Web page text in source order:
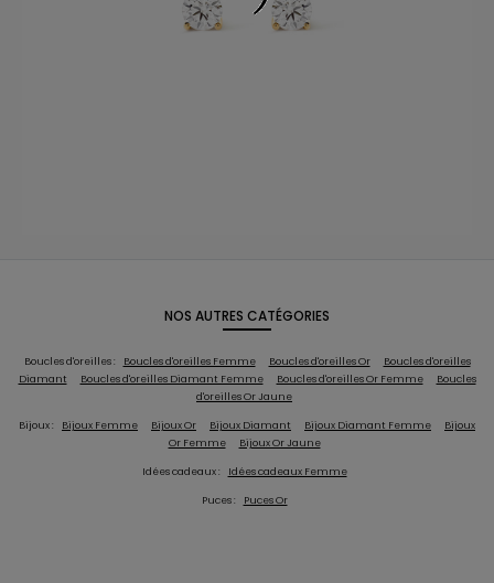
NOS AUTRES CATÉGORIES
Boucles d'oreilles : Boucles d'oreilles Femme Boucles d'oreilles Or
Boucles d'oreilles
Diamant
Boucles d'oreilles Diamant Femme Boucles d'oreilles Or Femme
Boucles
d'oreilles Or Jaune
Bijoux : Bijoux Femme Bijoux Or Bijoux Diamant Bijoux Diamant Femme
Bijoux
Or Femme
Bijoux Or Jaune
Idées cadeaux : Idées cadeaux Femme
Puces : Puces Or